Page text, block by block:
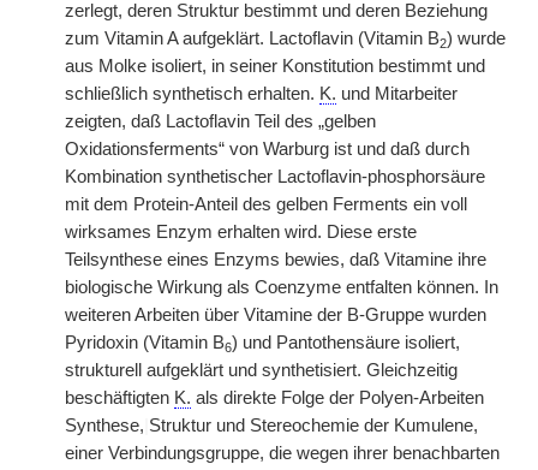
zerlegt, deren Struktur bestimmt und deren Beziehung
zum Vitamin A aufgeklärt. Lactoflavin (Vitamin B2) wurde
aus Molke isoliert, in seiner Konstitution bestimmt und
schließlich synthetisch erhalten. K. und Mitarbeiter
zeigten, daß Lactoflavin Teil des „gelben
Oxidationsferments“ von Warburg ist und daß durch
Kombination synthetischer Lactoflavin-phosphorsäure
mit dem Protein-Anteil des gelben Ferments ein voll
wirksames Enzym erhalten wird. Diese erste
Teilsynthese eines Enzyms bewies, daß Vitamine ihre
biologische Wirkung als Coenzyme entfalten können. In
weiteren Arbeiten über Vitamine der B-Gruppe wurden
Pyridoxin (Vitamin B6) und Pantothensäure isoliert,
strukturell aufgeklärt und synthetisiert. Gleichzeitig
beschäftigten K. als direkte Folge der Polyen-Arbeiten
Synthese, Struktur und Stereochemie der Kumulene,
einer Verbindungsgruppe, die wegen ihrer benachbarten